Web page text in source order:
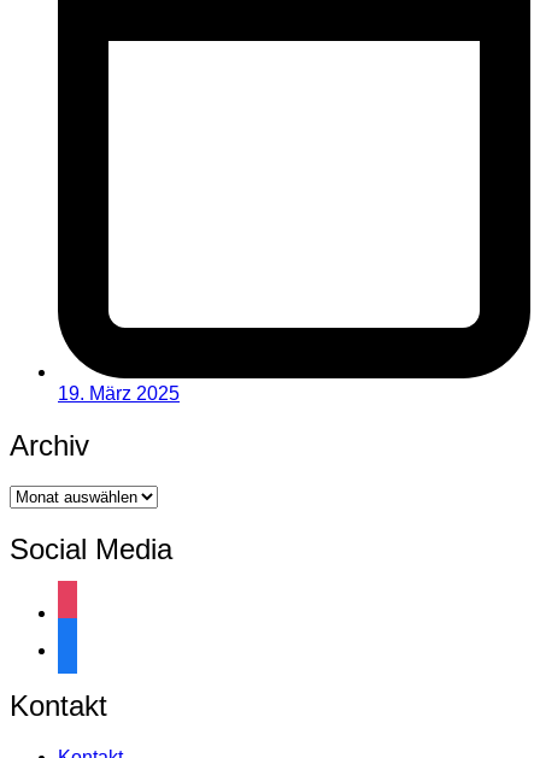
19. März 2025
Archiv
Archiv
Social Media
Kontakt